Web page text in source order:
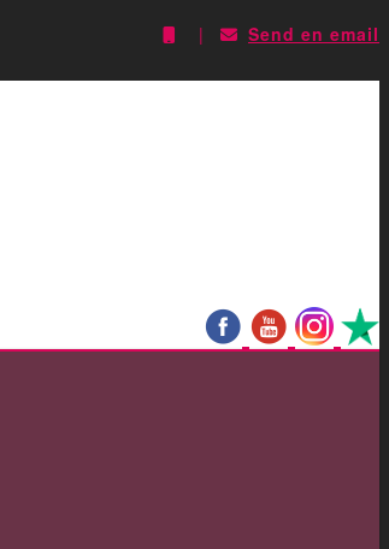
| Send en email